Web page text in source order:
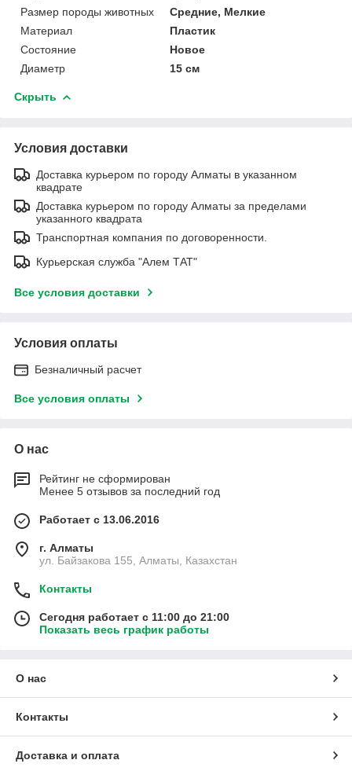
Размер породы животных
Средние, Мелкие
Материал
Пластик
Состояние
Новое
Диаметр
15 см
Скрыть
Условия доставки
Доставка курьером по городу Алматы в указанном
квадрате
Доставка курьером по городу Алматы за пределами
указанного квадрата
Транспортная компания по договоренности.
Курьерская служба "Алем ТАТ"
Все условия доставки
Условия оплаты
Безналичный расчет
Все условия оплаты
О нас
Рейтинг не сформирован
Менее 5 отзывов за последний год
Работает с 13.06.2016
г. Алматы
ул. Байзакова 155, Алматы, Казахстан
Контакты
Сегодня работает с 11:00 до 21:00
Показать весь график работы
О нас
Контакты
Доставка и оплата